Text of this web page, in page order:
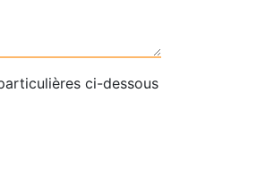
ci-dessous